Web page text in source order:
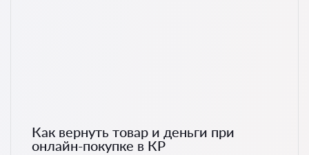
Как вернуть товар и деньги при
онлайн-покупке в КР